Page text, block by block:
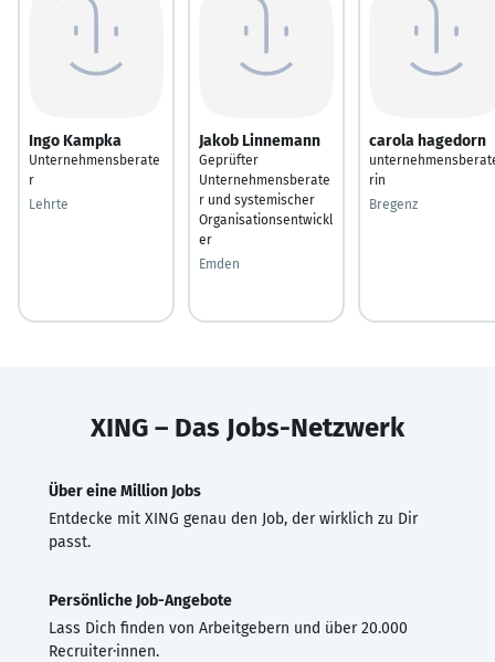
Ingo Kampka
Unternehmensberate
r
Lehrte
Jakob Linnemann
Geprüfter
Unternehmensberate
r und systemischer
Organisationsentwickl
er
Emden
carola hagedorn
rin
Bregenz
XING – Das Jobs-Netzwerk
Über eine Million Jobs
Entdecke mit XING genau den Job, der wirklich zu Dir
passt.
Persönliche Job-Angebote
Lass Dich finden von Arbeitgebern und über 20.000
Recruiter·innen.